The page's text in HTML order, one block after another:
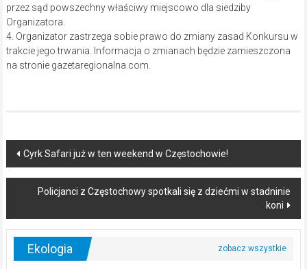
przez sąd powszechny właściwy miejscowo dla siedziby
Organizatora.
4. Organizator zastrzega sobie prawo do zmiany zasad Konkursu w
trakcie jego trwania. Informacja o zmianach będzie zamieszczona
na stronie gazetaregionalna.com.
Post
navigation
Cyrk Safari już w ten weekend w Częstochowie!
Policjanci z Częstochowy spotkali się z dziećmi w stadninie
koni
Ekologia